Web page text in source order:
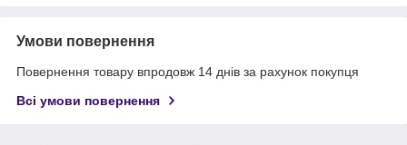
Умови повернення
Повернення товару впродовж 14 днів за рахунок покупця
Всі умови повернення